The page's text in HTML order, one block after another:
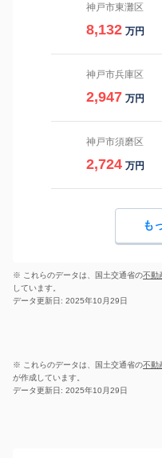
神戸市東灘区
8,132 万円
神戸市兵庫区
2,947 万円
神戸市須磨区
2,724 万円
も
※ これらのデータは、国土交通省の不動
しています。
データ更新日: 2025年10月29日
※ これらのデータは、国土交通省の不動
が作成しています。
データ更新日: 2025年10月29日